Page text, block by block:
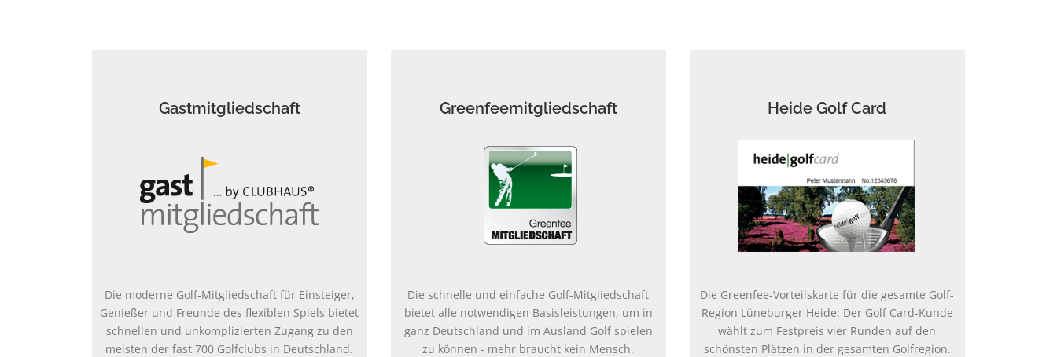
Gastmitgliedschaft
Die moderne Golf-Mitgliedschaft für Einsteiger,
Genießer und Freunde des flexiblen Spiels bietet
schnellen und unkomplizierten Zugang zu den
meisten der fast 700 Golfclubs in Deutschland.
Greenfeemitgliedschaft
Die schnelle und einfache Golf-Mitgliedschaft
bietet alle notwendigen Basisleistungen, um in
ganz Deutschland und im Ausland Golf spielen
zu können - mehr braucht kein Mensch.
Heide Golf Card
Die Greenfee-Vorteilskarte für die gesamte Golf-
Region Lüneburger Heide: Der Golf Card-Kunde
wählt zum Festpreis vier Runden auf den
schönsten Plätzen in der gesamten Golfregion.